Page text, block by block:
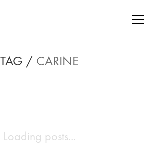
TAG / CARINE
Loading posts...